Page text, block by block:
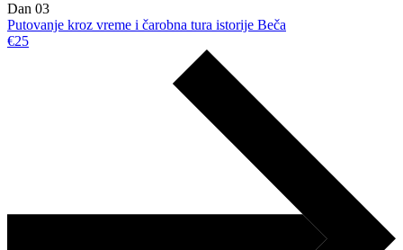
Dan 03
Putovanje kroz vreme i čarobna tura istorije Beča
€25